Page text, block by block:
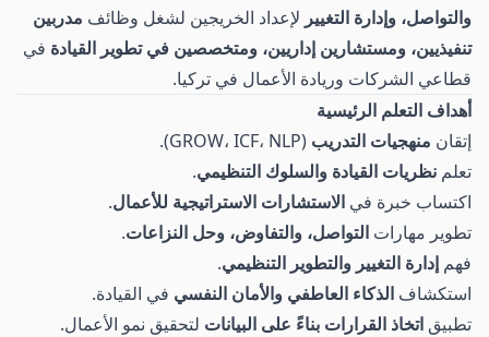
والتواصل، وإدارة التغيير لإعداد الخريجين لشغل وظائف مدربين
تنفيذيين، ومستشارين إداريين، ومتخصصين في تطوير القيادة في
قطاعي الشركات وريادة الأعمال في تركيا.
أهداف التعلم الرئيسية
إتقان منهجيات التدريب (GROW، ICF، NLP).
تعلم نظريات القيادة والسلوك التنظيمي.
اكتساب خبرة في الاستشارات الاستراتيجية للأعمال.
تطوير مهارات التواصل، والتفاوض، وحل النزاعات.
فهم إدارة التغيير والتطوير التنظيمي.
استكشاف الذكاء العاطفي والأمان النفسي في القيادة.
تطبيق اتخاذ القرارات بناءً على البيانات لتحقيق نمو الأعمال.